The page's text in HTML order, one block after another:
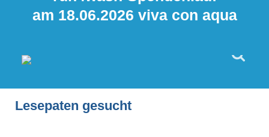
am 18.06.2026 viva con aqua
Lesepaten gesucht